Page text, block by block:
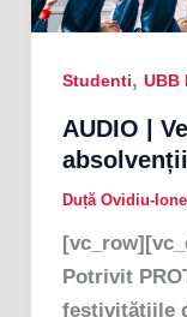
Studenti, UBB
AUDIO |
Duță Ovidiu-Ionel
Potrivit
festivitătiile